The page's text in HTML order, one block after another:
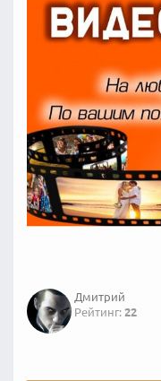
Дмитрий
Рейтинг:22